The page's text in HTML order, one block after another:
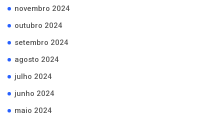
novembro 2024
outubro 2024
setembro 2024
agosto 2024
julho 2024
junho 2024
maio 2024